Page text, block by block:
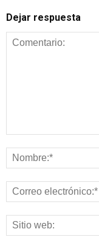
Dejar respuesta